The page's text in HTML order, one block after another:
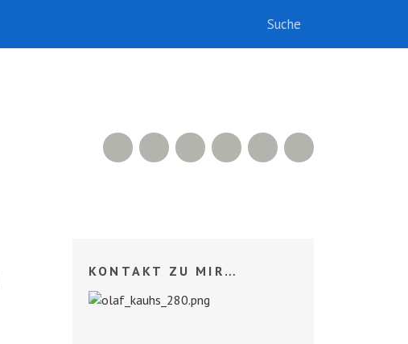
Facebook
500px
LinkedIn
Xing
RSS Feed
KONTAKT ZU MIR…